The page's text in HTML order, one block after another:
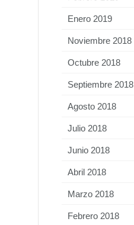
Enero 2019
Noviembre 2018
Octubre 2018
Septiembre 2018
Agosto 2018
Julio 2018
Junio 2018
Abril 2018
Marzo 2018
Febrero 2018